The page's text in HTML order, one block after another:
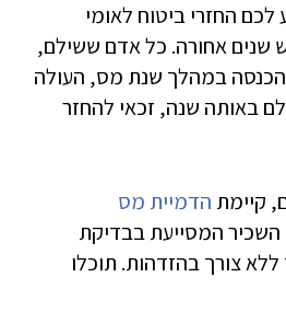
לכם החזרי ביטוח לאומי
שנים אחורה. כל אדם ששילם,
הכנסה במהלך שנת מס, העולה
באותה שנה, זכאי להחזר
קיימת הדמיית מס
השכיר המסייעת בבדיקת
צורך בהזדהות. תוכלו